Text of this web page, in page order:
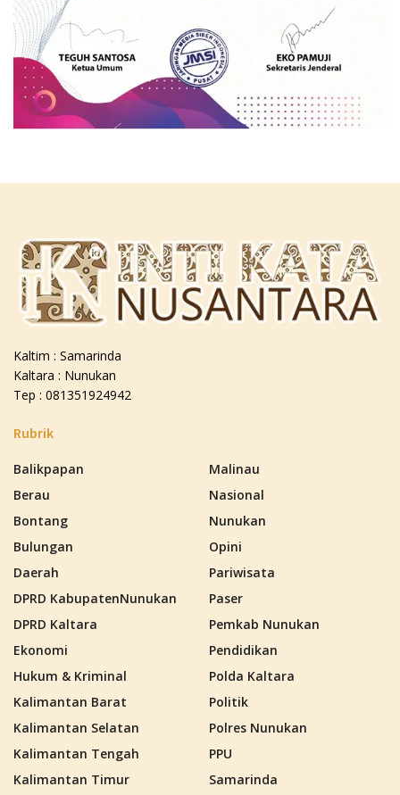
Kaltim : Samarinda
Kaltara : Nunukan
Tep : 081351924942
Rubrik
Balikpapan
Berau
Bontang
Bulungan
Daerah
DPRD KabupatenNunukan
DPRD Kaltara
Ekonomi
Hukum & Kriminal
Kalimantan Barat
Kalimantan Selatan
Kalimantan Tengah
Kalimantan Timur
Malinau
Nasional
Nunukan
Opini
Pariwisata
Paser
Pemkab Nunukan
Pendidikan
Polda Kaltara
Politik
Polres Nunukan
PPU
Samarinda